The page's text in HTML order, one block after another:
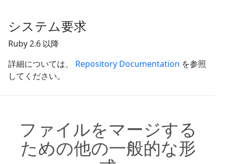
システム要求
Ruby 2.6 以降
詳細については、 Repository Documentation を参照
してください。
ファイルをマージする
ための他の一般的な形